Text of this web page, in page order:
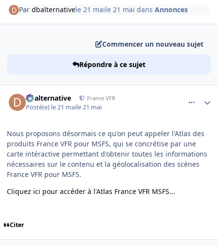
Pardbalternativele 21 maile 21 mai dansAnnonces
Commencer un nouveau sujet
Répondre à ce sujet
dbalternative France VFR
Posté(e) le 21 maile 21 mai
Nous proposons désormais ce qu'on peut appeler l'Atlas des
produits France VFR pour MSFS, qui se concrétise par une
carte intéractive permettant d'obtenir toutes les informations
nécessaires sur le contenu et la géolocalisation des scènes
France VFR pour MSFS.
Cliquez ici pour accéder à l'Atlas France VFR MSFS...
Citer